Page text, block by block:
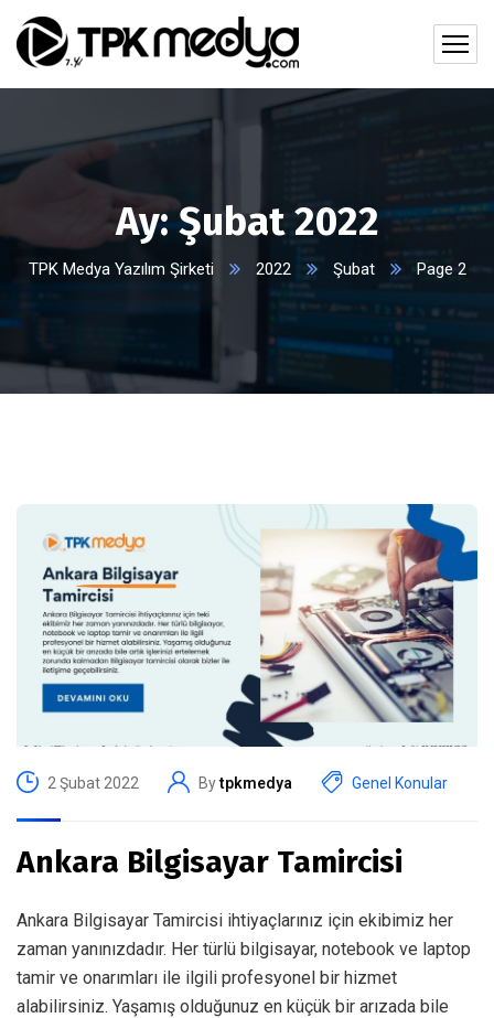
Ay:Şubat 2022
TPK Medya Yazılım Şirketi 2022 Şubat Page 2
2 Şubat 2022 Bytpkmedya Genel Konular
Ankara Bilgisayar Tamircisi
Ankara Bilgisayar Tamircisi ihtiyaçlarınız için ekibimiz her
zaman yanınızdadır. Her türlü bilgisayar, notebook ve laptop
tamir ve onarımları ile ilgili profesyonel bir hizmet
alabilirsiniz. Yaşamış olduğunuz en küçük bir arızada bile